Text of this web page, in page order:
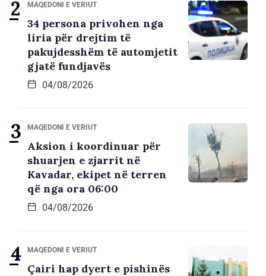
MAQEDONI E VERIUT
34 persona privohen nga
liria për drejtim të
pakujdesshëm të automjetit
gjatë fundjavës
04/08/2026
MAQEDONI E VERIUT
Aksion i koordinuar për
shuarjen e zjarrit në
Kavadar, ekipet në terren
që nga ora 06:00
04/08/2026
MAQEDONI E VERIUT
Çairi hap dyert e pishinës